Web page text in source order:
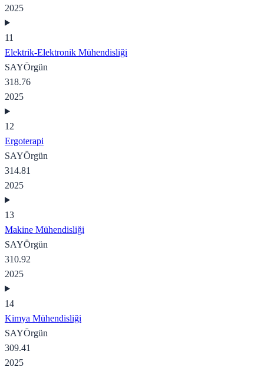
2025
11
Elektrik-Elektronik Mühendisliği
SAYÖrgün
318.76
2025
12
Ergoterapi
SAYÖrgün
314.81
2025
13
Makine Mühendisliği
SAYÖrgün
310.92
2025
14
Kimya Mühendisliği
SAYÖrgün
309.41
2025